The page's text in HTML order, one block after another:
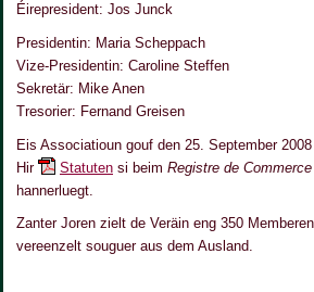
Éirepresident: Jos Junck
Presidentin: Maria Scheppach
Vize-Presidentin: Caroline Steffen
Sekretär: Mike Anen
Tresorier: Fernand Greisen
Eis Associatioun gouf den 25. September
Hir
Statuten si beim Registre de
hannerluegt.
Zanter Joren zielt de Veräin eng 350
vereenzelt souguer aus dem Ausland.